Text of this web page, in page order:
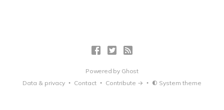
Powered by Ghost
Data & privacy
Contact Contribute → System theme